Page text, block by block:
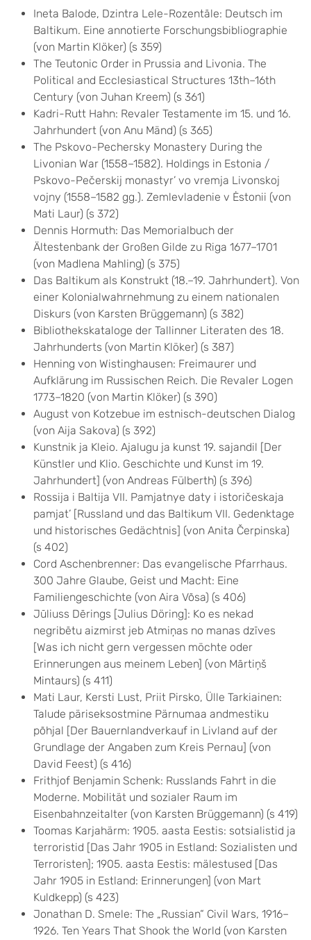
Ineta Balode, Dzintra Lele-Rozentāle: Deutsch im
Baltikum. Eine annotierte Forschungsbibliographie
(von Martin Klöker) (s 359)
The Teutonic Order in Prussia and Livonia. The
Political and Ecclesiastical Structures 13th–16th
Century (von Juhan Kreem) (s 361)
Kadri-Rutt Hahn: Revaler Testamente im 15. und 16.
Jahrhundert (von Anu Mänd) (s 365)
The Pskovo-Pechersky Monastery During the
Livonian War (1558–1582). Holdings in Estonia /
Pskovo-Pečerskij monastyr’ vo vremja Livonskoj
vojny (1558–1582 gg.). Zemlevladenie v Ėstonii (von
Mati Laur) (s 372)
Dennis Hormuth: Das Memorialbuch der
Ältestenbank der Großen Gilde zu Riga 1677–1701
(von Madlena Mahling) (s 375)
Das Baltikum als Konstrukt (18.–19. Jahrhundert). Von
einer Kolonialwahrnehmung zu einem nationalen
Diskurs (von Karsten Brüggemann) (s 382)
Bibliothekskataloge der Tallinner Literaten des 18.
Jahrhunderts (von Martin Klöker) (s 387)
Henning von Wistinghausen: Freimaurer und
Aufklärung im Russischen Reich. Die Revaler Logen
1773–1820 (von Martin Klöker) (s 390)
August von Kotzebue im estnisch-deutschen Dialog
(von Aija Sakova) (s 392)
Kunstnik ja Kleio. Ajalugu ja kunst 19. sajandil [Der
Künstler und Klio. Geschichte und Kunst im 19.
Jahrhundert] (von Andreas Fülberth) (s 396)
Rossija i Baltija VII. Pamjatnye daty i istoričeskaja
pamjat’ [Russland und das Baltikum VII. Gedenktage
und historisches Gedächtnis] (von Anita Čerpinska)
(s 402)
Cord Aschenbrenner: Das evangelische Pfarrhaus.
300 Jahre Glaube, Geist und Macht: Eine
Familiengeschichte (von Aira Võsa) (s 406)
Jūliuss Dērings [Julius Döring]: Ko es nekad
negribētu aizmirst jeb Atmiņas no manas dzīves
[Was ich nicht gern vergessen möchte oder
Erinnerungen aus meinem Leben] (von Mārtiņš
Mintaurs) (s 411)
Mati Laur, Kersti Lust, Priit Pirsko, Ülle Tarkiainen:
Talude päriseksostmine Pärnumaa andmestiku
põhjal [Der Bauernlandverkauf in Livland auf der
Grundlage der Angaben zum Kreis Pernau] (von
David Feest) (s 416)
Frithjof Benjamin Schenk: Russlands Fahrt in die
Moderne. Mobilität und sozialer Raum im
Eisenbahnzeitalter (von Karsten Brüggemann) (s 419)
Toomas Karjahärm: 1905. aasta Eestis: sotsialistid ja
terroristid [Das Jahr 1905 in Estland: Sozialisten und
Terroristen]; 1905. aasta Eestis: mälestused [Das
Jahr 1905 in Estland: Erinnerungen] (von Mart
Kuldkepp) (s 423)
Jonathan D. Smele: The „Russian“ Civil Wars, 1916–
1926. Ten Years That Shook the World (von Karsten